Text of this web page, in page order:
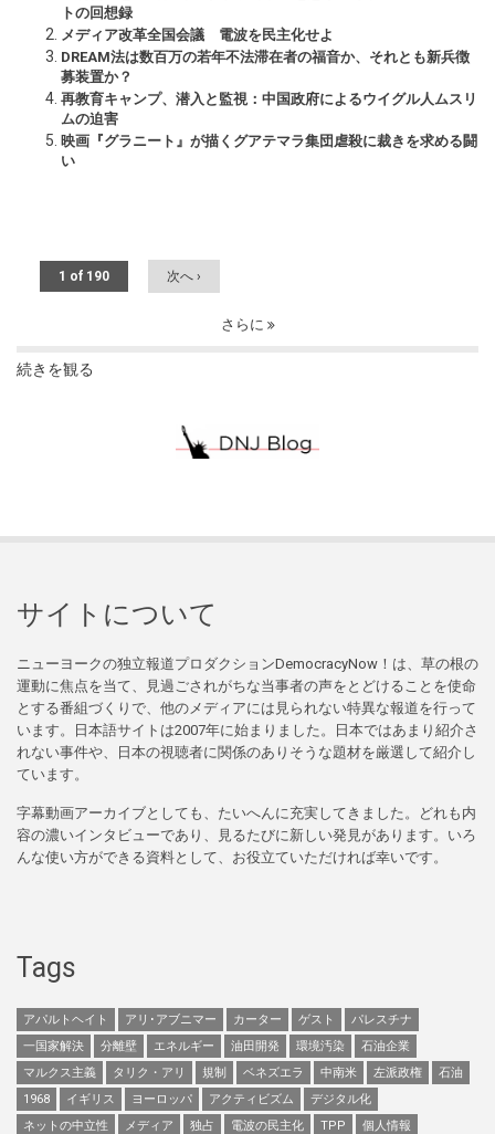
トの回想録
メディア改革全国会議 電波を民主化せよ
DREAM法は数百万の若年不法滞在者の福音か、それとも新兵徴
募装置か？
再教育キャンプ、潜入と監視：中国政府によるウイグル人ムスリ
ムの迫害
映画『グラニート』が描くグアテマラ集団虐殺に裁きを求める闘
い
1 of 190 次へ ›
さらに
続きを観る
サイトについて
ニューヨークの独立報道プロダクションDemocracyNow！は、草の根の
運動に焦点を当て、見過ごされがちな当事者の声をとどけることを使命
とする番組づくりで、他のメディアには見られない特異な報道を行って
います。日本語サイトは2007年に始まりました。日本ではあまり紹介さ
れない事件や、日本の視聴者に関係のありそうな題材を厳選して紹介し
ています。
字幕動画アーカイブとしても、たいへんに充実してきました。どれも内
容の濃いインタビューであり、見るたびに新しい発見があります。いろ
んな使い方ができる資料として、お役立ていただければ幸いです。
Tags
アパルトヘイト アリ･アブニマー カーター ゲスト
パレスチナ
一国家解決
分離壁 エネルギー 油田開発 環境汚染
石油企業
マルクス主義
タリク・アリ 規制 ベネズエラ 中南米 左派政権
石油
1968
イギリス ヨーロッパ アクティビズム
デジタル化
ネットの中立性
メディア 独占 電波の民主化 TPP 個人情報